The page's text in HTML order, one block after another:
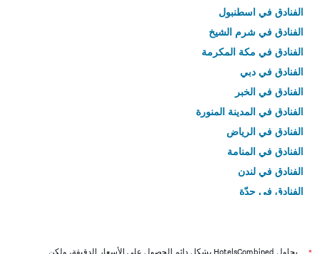
الفنادق في اسطنبول
الفنادق في شرم الشيخ
الفنادق في مكة المكرمة
الفنادق في دبي
الفنادق في الخبر
الفنادق في المدينة المنورة
الفنادق في الرياض
الفنادق في المنامة
الفنادق في لندن
الفنادق في جدّة
يحاول HotelsCombined بشكل دائم الحصول على الأسعار الدقيقة، ولكن